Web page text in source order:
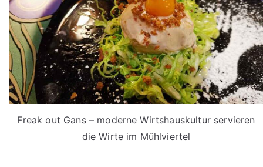
Freak out Gans – moderne Wirtshauskultur servieren
die Wirte im Mühlviertel